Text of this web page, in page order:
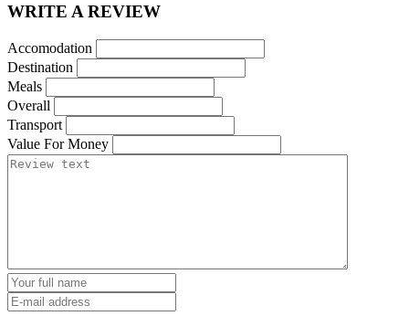
WRITE A REVIEW
Accomodation
Destination
Meals
Overall
Transport
Value For Money